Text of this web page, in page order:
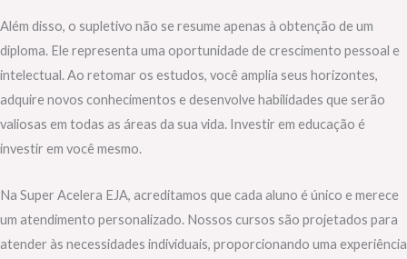
Além disso, o supletivo não se resume apenas à obtenção de um
diploma. Ele representa uma oportunidade de crescimento pessoal e
intelectual. Ao retomar os estudos, você amplia seus horizontes,
adquire novos conhecimentos e desenvolve habilidades que serão
valiosas em todas as áreas da sua vida. Investir em educação é
investir em você mesmo.
Na Super Acelera EJA, acreditamos que cada aluno é único e merece
um atendimento personalizado. Nossos cursos são projetados para
atender às necessidades individuais, proporcionando uma experiência